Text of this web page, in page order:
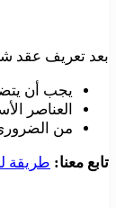
بعد تعريف عقد
يجب أن
العناصر
من الضروري
تابع معنا: طريقة